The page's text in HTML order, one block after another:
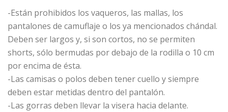
-Están prohibidos los vaqueros, las mallas, los
pantalones de camuflaje o los ya mencionados chándal.
Deben ser largos y, si son cortos, no se permiten
shorts, sólo bermudas por debajo de la rodilla o 10 cm
por encima de ésta.
-Las camisas o polos deben tener cuello y siempre
deben estar metidas dentro del pantalón.
-Las gorras deben llevar la visera hacia delante.